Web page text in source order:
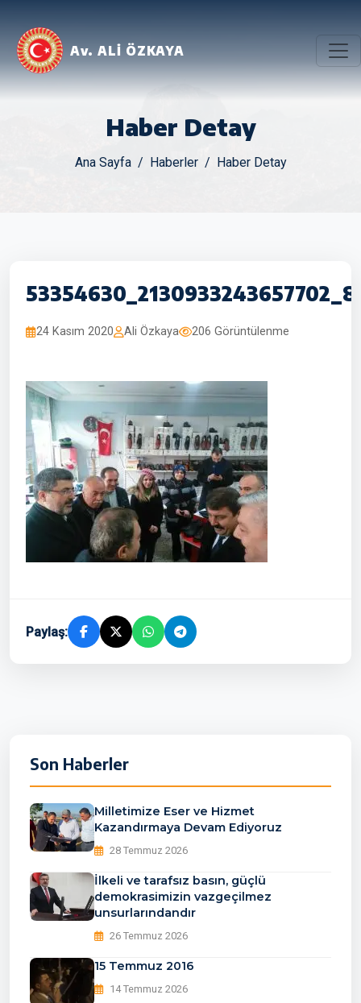
Av. ALİ ÖZKAYA
Haber Detay
Ana Sayfa Haberler Haber Detay
24 Kasım 2020 Ali Özkaya 206 Görüntülenme
Paylaş:
Son Haberler
Milletimize Eser ve Hizmet
Kazandırmaya Devam Ediyoruz
28 Temmuz 2026
İlkeli ve tarafsız basın, güçlü
demokrasimizin vazgeçilmez
unsurlarındandır
26 Temmuz 2026
15 Temmuz 2016
14 Temmuz 2026